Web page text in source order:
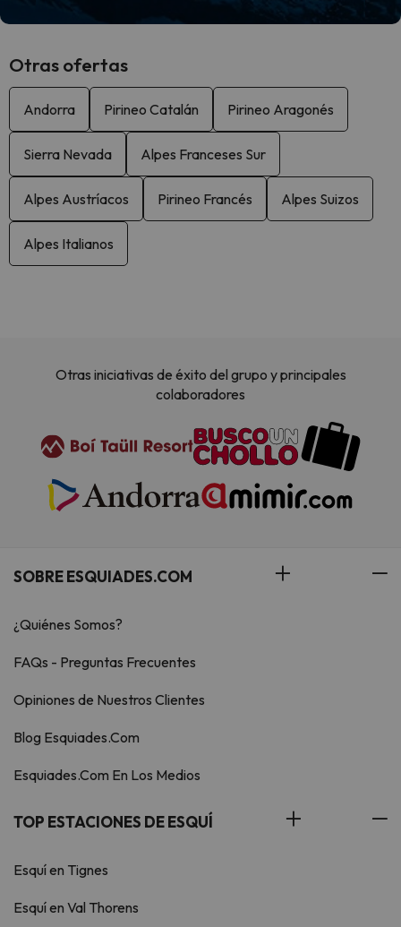
Otras ofertas
Andorra Pirineo Catalán Pirineo Aragonés
Sierra Nevada Alpes Franceses Sur
Alpes Austríacos Pirineo Francés Alpes Suizos
Alpes Italianos
Otras iniciativas de éxito del grupo y principales
colaboradores
SOBRE ESQUIADES.COM
¿Quiénes Somos?
FAQs - Preguntas Frecuentes
Opiniones de Nuestros Clientes
Blog Esquiades.Com
Esquiades.Com En Los Medios
TOP ESTACIONES DE ESQUÍ
Esquí en Tignes
Esquí en Val Thorens